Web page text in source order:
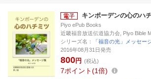
キンポーデンの心のハ
Piyo ePub Books
近畿福音放送伝道協力会, Piyo Bible
シリーズ名：
「福音の光」メッセー
2016年08月31日発売
800円 (税込)
7ポイント 1倍